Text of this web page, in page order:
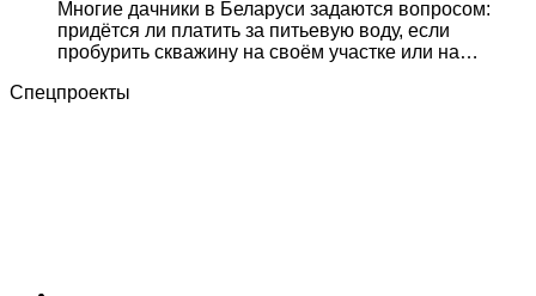
Многие дачники в Беларуси задаются вопросом:
придётся ли платить за питьевую воду, если
пробурить скважину на своём участке или на…
Спецпроекты